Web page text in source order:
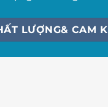
LƯỢNG& CAM